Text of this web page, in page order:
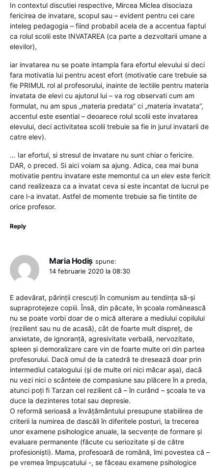
In contextul discutiei respective, Mircea Miclea disociaza
fericirea de invatare, scopul sau – evident pentru cei care
inteleg pedagogia – fiind probabil acela de a accentua faptul
ca rolul scolii este INVATAREA (ca parte a dezvoltarii umane a
elevilor),
iar invatarea nu se poate intampla fara efortul elevului si deci
fara motivatia lui pentru acest efort (motivatie care trebuie sa
fie PRIMUL rol al profesorului, inainte de lectiile pentru materia
invatata de elevi cu ajutorul lui – va rog observati cum am
formulat, nu am spus „materia predata” ci „materia invatata”,
accentul este esential – deoarece rolul scolii este invatarea
elevului, deci activitatea scolii trebuie sa fie in jurul invatarii de
catre elev).
… Iar efortul, si stresul de invatare nu sunt chiar o fericire.
DAR, o preced. Si aici voiam sa ajung. Adica, cea mai buna
motivatie pentru invatare este memontul ca un elev este fericit
cand realizeaza ca a invatat ceva si este incantat de lucrul pe
care l-a invatat. Astfel de momente trebuie sa fie tintite de
orice profesor.
Reply
Maria Hodiș spune:
14 februarie 2020 la 08:30
E adevărat, părinții crescuți în comunism au tendința să-și
supraprotejeze copiii. Însă, din păcate, în școala românească
nu se poate vorbi doar de o mică alterare a mediului copilului
(rezilient sau nu de acasă), cât de foarte mult dispreț, de
anxietate, de ignoranță, agresivitate verbală, nervozitate,
spleen și demoralizare care vin de foarte multe ori din partea
profesorului. Dacă omul de la catedră te dresează doar prin
intermediul catalogului (și de multe ori nici măcar așa), dacă
nu vezi nici o scânteie de compasiune sau plăcere în a preda,
atunci poți fi Tarzan cel rezilient că – în curând – școala te va
duce la dezinteres total sau depresie.
O reformă serioasă a învățământului presupune stabilirea de
criterii la numirea de dascăli în diferitele posturi, la trecerea
unor examene psihologice anuale, la secvențe de formare și
evaluare permanente (făcute cu seriozitate și de către
profesioniști). Mama, profesoară de română, îmi povestea că –
pe vremea împușcatului -, se făceau examene psihologice